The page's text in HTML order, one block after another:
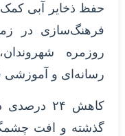
حفظ ذخایر آبی
فرهنگ‌سازی در
روزمره
رسانه‌ای و آموزشی
کاهش ۲۴
گذشته و افت